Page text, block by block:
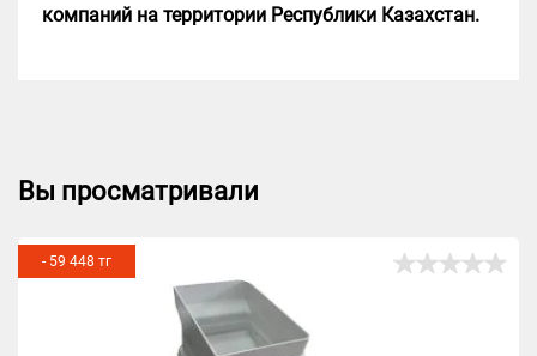
компаний на территории Республики Казахстан.
Вы просматривали
- 59 448 тг